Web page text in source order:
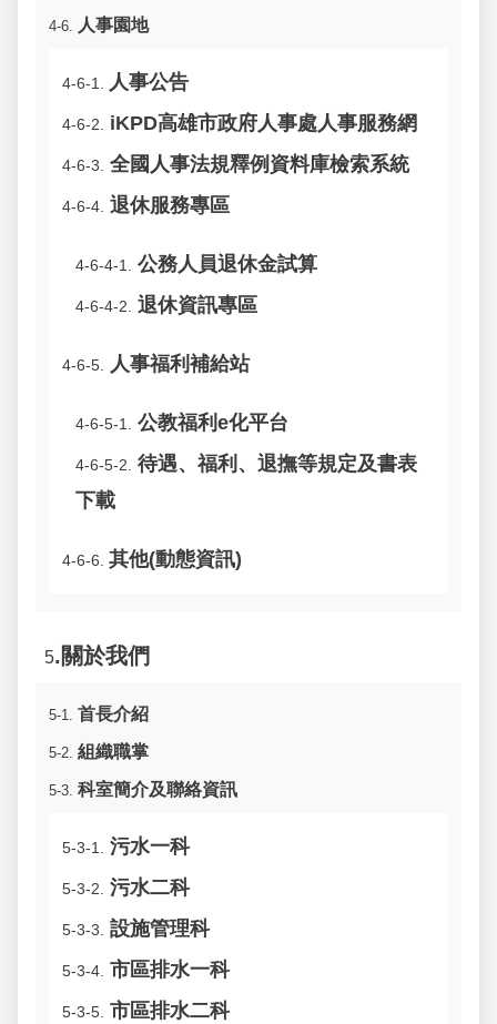
4-6. 人事園地
4-6-1. 人事公告
4-6-2. iKPD高雄市政府人事處人事服務網
4-6-3. 全國人事法規釋例資料庫檢索系統
4-6-4. 退休服務專區
4-6-4-1. 公務人員退休金試算
4-6-4-2. 退休資訊專區
4-6-5. 人事福利補給站
4-6-5-1. 公教福利e化平台
4-6-5-2.
待遇、福利、退撫等規定及書表
下載
4-6-6. 其他(動態資訊)
5.關於我們
5-1. 首長介紹
5-2. 組織職掌
5-3. 科室簡介及聯絡資訊
5-3-1. 污水一科
5-3-2. 污水二科
5-3-3. 設施管理科
5-3-4. 市區排水一科
5-3-5. 市區排水二科